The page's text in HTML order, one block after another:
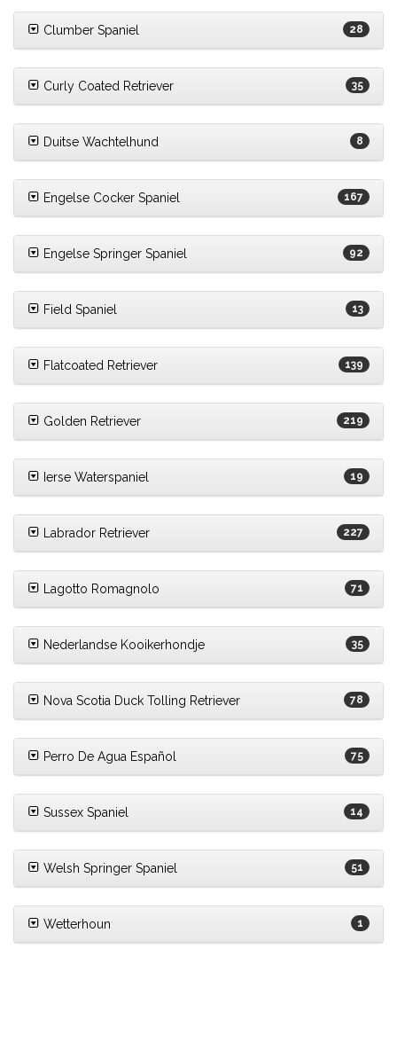
Clumber Spaniel 28
Curly Coated Retriever 35
Duitse Wachtelhund 8
Engelse Cocker Spaniel 167
Engelse Springer Spaniel 92
Field Spaniel 13
Flatcoated Retriever 139
Golden Retriever 219
Ierse Waterspaniel 19
Labrador Retriever 227
Lagotto Romagnolo 71
Nederlandse Kooikerhondje 35
Nova Scotia Duck Tolling Retriever 78
Perro De Agua Español 75
Sussex Spaniel 14
Welsh Springer Spaniel 51
Wetterhoun 1